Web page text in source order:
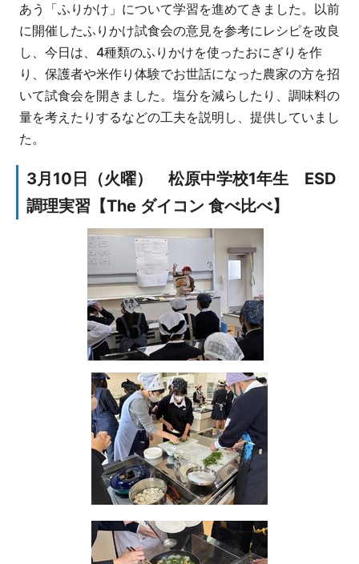
あう「ふりかけ」について学習を進めてきました。以前
に開催したふりかけ試食会の意見を参考にレシピを改良
し、今日は、4種類のふりかけを使ったおにぎりを作
り、保護者や米作り体験でお世話になった農家の方を招
いて試食会を開きました。塩分を減らしたり、調味料の
量を考えたりするなどの工夫を説明し、提供していまし
た。
3月10日（火曜） 松原中学校1年生 ESD
調理実習【The ダイコン 食べ比べ】